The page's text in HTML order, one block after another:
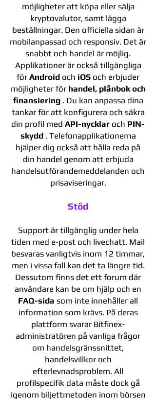
möjligheter att köpa eller sälja
kryptovalutor, samt lägga
beställningar. Den officiella sidan är
mobilanpassad och responsiv. Det är
snabbt och handel är möjlig.
Applikationer är också tillgängliga
för Android och iOS och erbjuder
möjligheter för handel, plånbok och
finansiering. Du kan anpassa dina
tankar för att konfigurera och säkra
din profil med API-nycklar och PIN-
skydd. Telefonapplikationerna
hjälper dig också att hålla reda på
din handel genom att erbjuda
handelsutförandemeddelanden och
prisaviseringar.
Stöd
Support är tillgänglig under hela
tiden med e-post och livechatt. Mail
besvaras vanligtvis inom 12 timmar,
men i vissa fall kan det ta längre tid.
Dessutom finns det ett forum där
användare kan be om hjälp och en
FAQ-sida som inte innehåller all
information som krävs. På deras
plattform svarar Bitfinex-
administratören på vanliga frågor
om handelsgränssnittet,
handelsvillkor och
efterlevnadsproblem. All
profilspecifik data måste dock gå
igenom biljettmetoden inom börsen